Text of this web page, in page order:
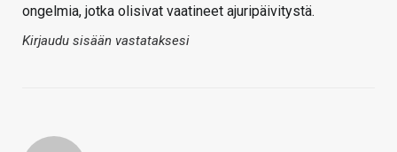
ongelmia, jotka olisivat vaatineet ajuripäivitystä.
Kirjaudu sisään vastataksesi